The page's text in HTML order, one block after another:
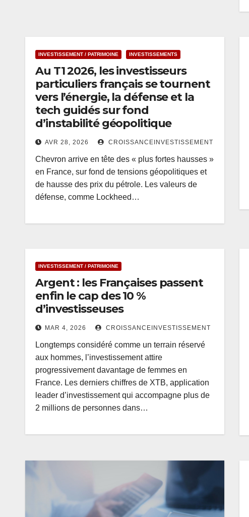
INVESTISSEMENT / PATRIMOINE INVESTISSEMENTS
Au T1 2026, les investisseurs
particuliers français se tournent
vers l’énergie, la défense et la
tech guidés sur fond
d’instabilité géopolitique
AVR 28, 2026 CROISSANCEINVESTISSEMENT
Chevron arrive en tête des « plus fortes hausses »
en France, sur fond de tensions géopolitiques et
de hausse des prix du pétrole. Les valeurs de
défense, comme Lockheed…
INVESTISSEMENT / PATRIMOINE
Argent : les Françaises passent
enfin le cap des 10 %
d’investisseuses
MAR 4, 2026 CROISSANCEINVESTISSEMENT
Longtemps considéré comme un terrain réservé
aux hommes, l’investissement attire
progressivement davantage de femmes en
France. Les derniers chiffres de XTB, application
leader d’investissement qui accompagne plus de
2 millions de personnes dans…